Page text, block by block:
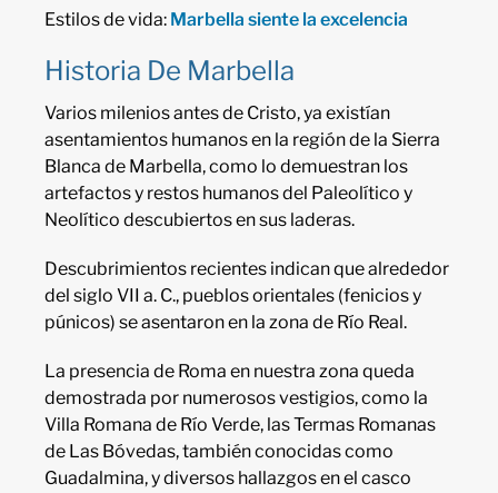
Estilos de vida: Marbella siente la excelencia
Historia De Marbella
Varios milenios antes de Cristo, ya existían
asentamientos humanos en la región de la Sierra
Blanca de Marbella, como lo demuestran los
artefactos y restos humanos del Paleolítico y
Neolítico descubiertos en sus laderas.
Descubrimientos recientes indican que alrededor
del siglo VII a. C., pueblos orientales (fenicios y
púnicos) se asentaron en la zona de Río Real.
La presencia de Roma en nuestra zona queda
demostrada por numerosos vestigios, como la
Villa Romana de Río Verde, las Termas Romanas
de Las Bóvedas, también conocidas como
Guadalmina, y diversos hallazgos en el casco